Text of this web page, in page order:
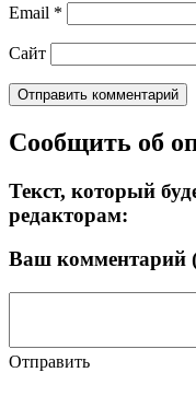
Email *
Сайт
Сообщить об
Текст, который
редакторам:
Ваш комментарий
Отправить